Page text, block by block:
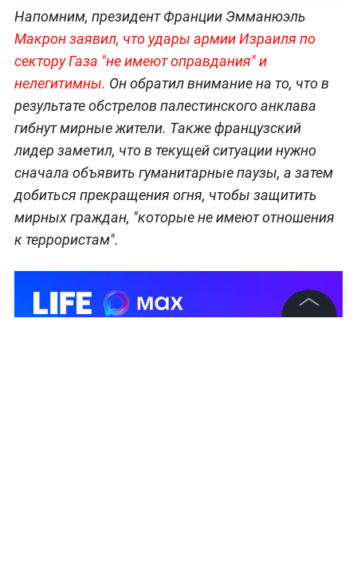
Напомним, президент Франции Эмманюэль
Макрон заявил, что удары армии Израиля по
сектору Газа "не имеют оправдания" и
нелегитимны. Он обратил внимание на то, что в
результате обстрелов палестинского анклава
гибнут мирные жители. Также французский
лидер заметил, что в текущей ситуации нужно
сначала объявить гуманитарные паузы, а затем
добиться прекращения огня, чтобы защитить
мирных граждан, "которые не имеют отношения
к террористам".